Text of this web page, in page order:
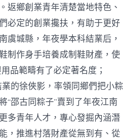
返鄉創業青年清楚當地特色、
必定的創業攙扶，有助于更好
虞城縣，年夜學本科結業后，
制作身手培養成制鞋財產，使
品範疇有了必定著名度；
的徐俠影，率領同鄉們把小粽
“邵古同粽子”賣到了年夜江南
多青年人才，專心發掘內涵潛
，推進村落財產從無到有、從